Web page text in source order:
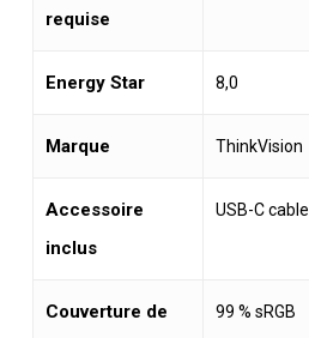
requise
Energy Star 8,0
Marque ThinkVision
Accessoire
inclus
USB-C cable
Couverture de
99 % sRGB